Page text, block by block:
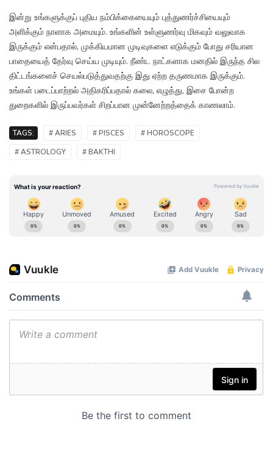
இன்று உங்களுக்குப் புதிய நம்பிக்கையையும் புத்துணர்ச்சியையும்
அளிக்கும் நாளாக அமையும். உங்களின் உள்ளுணர்வு மிகவும் வலுவாக
இருக்கும் என்பதால், முக்கியமான முடிவுகளை எடுக்கும் போது சரியான
பாதையைத் தேர்வு செய்ய முடியும். நீண்ட நாட்களாக மனதில் இருந்த சில
திட்டங்களைச் செயல்படுத்துவதற்கு இது ஏற்ற தருணமாக இருக்கும்.
உங்கள் படைப்பாற்றல் அதிகரிப்பதால் கலை, எழுத்து, இசை போன்ற
துறைகளில் இருப்பவர்கள் சிறப்பான முன்னேற்றத்தைக் காணலாம்.
TAGS: # ARIES # PISCES
# HOROSCOPE
# ASTROLOGY
# BAKTHI